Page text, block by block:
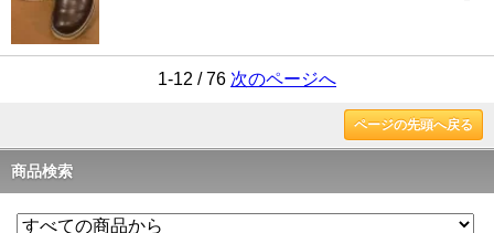
1-12 / 76 次のページへ
ページの先頭へ戻る
商品検索